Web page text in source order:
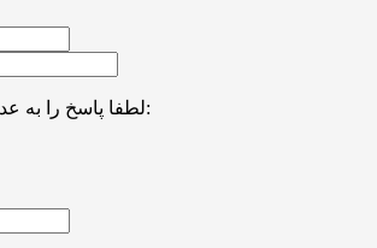
لطفا پاسخ را به عدد انگلیسی وارد کنید: